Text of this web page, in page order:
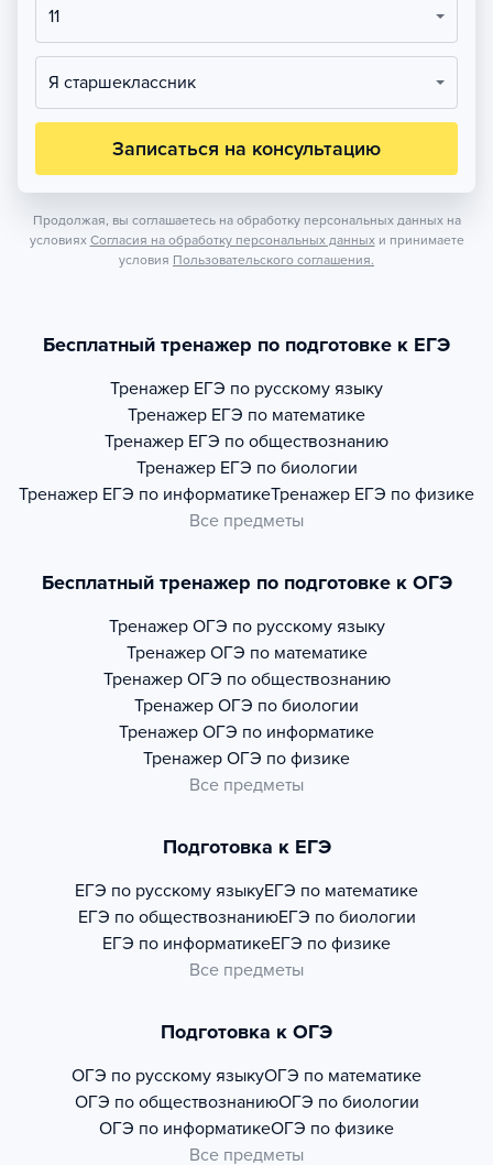
11
Я старшеклассник
Записаться на консультацию
Продолжая, вы соглашаетесь на обработку персональных данных на
условиях Согласия на обработку персональных данных и принимаете
условия Пользовательского соглашения.
Бесплатный тренажер по подготовке к ЕГЭ
Тренажер ЕГЭ по русскому языку
Тренажер ЕГЭ по математике
Тренажер ЕГЭ по обществознанию
Тренажер ЕГЭ по биологии
Тренажер ЕГЭ по информатикеТренажер ЕГЭ по физике
Все предметы
Бесплатный тренажер по подготовке к ОГЭ
Тренажер ОГЭ по русскому языку
Тренажер ОГЭ по математике
Тренажер ОГЭ по обществознанию
Тренажер ОГЭ по биологии
Тренажер ОГЭ по информатике
Тренажер ОГЭ по физике
Все предметы
Подготовка к ЕГЭ
ЕГЭ по русскому языкуЕГЭ по математике
ЕГЭ по обществознаниюЕГЭ по биологии
ЕГЭ по информатикеЕГЭ по физике
Все предметы
Подготовка к ОГЭ
ОГЭ по русскому языкуОГЭ по математике
ОГЭ по обществознаниюОГЭ по биологии
ОГЭ по информатикеОГЭ по физике
Все предметы